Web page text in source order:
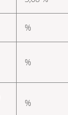
%
%
%